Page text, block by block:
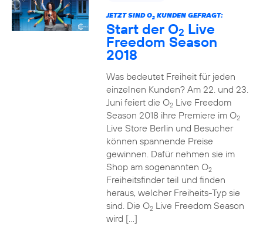
JETZT SIND O2KUNDEN GEFRAGT:
Start der O2 Live
Freedom Season
2018
Was bedeutet Freiheit für jeden
einzelnen Kunden? Am 22. und 23.
Juni feiert die O2Live Freedom
Season 2018 ihre Premiere im O2
Live Store Berlin und Besucher
können spannende Preise
gewinnen. Dafür nehmen sie im
Shop am sogenannten O2
Freiheitsfinder teil und finden
heraus, welcher Freiheits-Typ sie
sind. Die O2Live Freedom Season
wird […]